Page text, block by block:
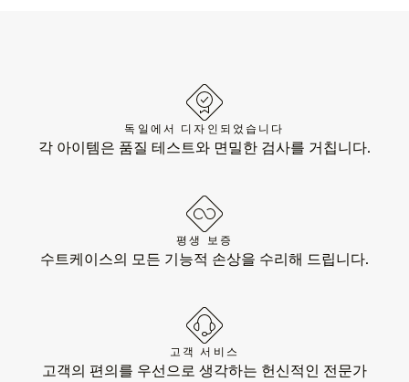
독일에서 디자인되었습니다
각 아이템은 품질 테스트와 면밀한 검사를 거칩니다.
평생 보증
수트케이스의 모든 기능적 손상을 수리해 드립니다.
고객 서비스
고객의 편의를 우선으로 생각하는 헌신적인 전문가